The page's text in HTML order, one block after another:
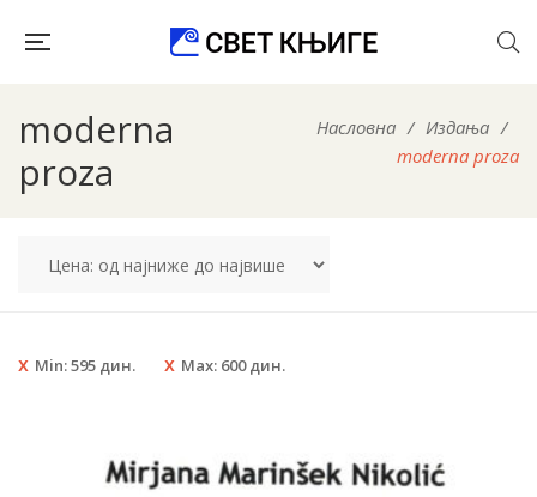
moderna
proza
Насловна / Издања /
moderna proza
Min:595 дин. Max: 600дин.